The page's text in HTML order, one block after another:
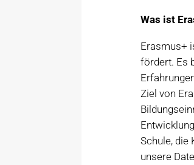
Was ist
Erasmus+
fördert. Es
Ziel von
Schule, die
unsere